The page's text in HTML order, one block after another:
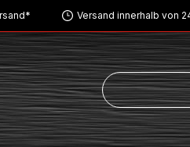
Versand innerhalb von